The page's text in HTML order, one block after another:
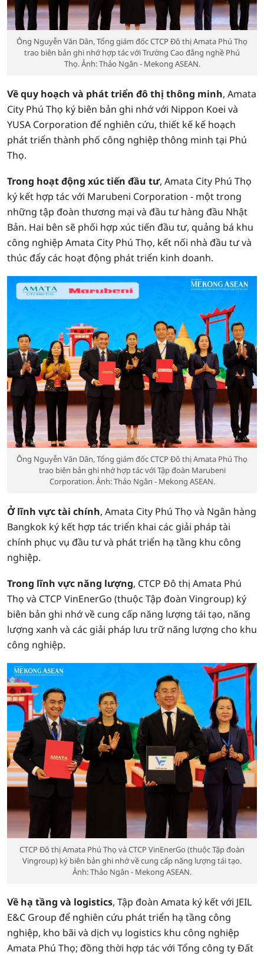
Ông Nguyễn Văn Dân, Tổng giám đốc CTCP Đô thị Amata Phú Thọ
trao biên bản ghi nhớ hợp tác với Trường Cao đẳng nghề Phú
Thọ. Ảnh: Thảo Ngân - Mekong ASEAN.
Về quy hoạch và phát triển đô thị thông minh, Amata
City Phú Thọ ký biên bản ghi nhớ với Nippon Koei và
YUSA Corporation để nghiên cứu, thiết kế kế hoạch
phát triển thành phố công nghiệp thông minh tại Phú
Thọ.
Trong hoạt động xúc tiến đầu tư, Amata City Phú Thọ
ký kết hợp tác với Marubeni Corporation - một trong
những tập đoàn thương mại và đầu tư hàng đầu Nhật
Bản. Hai bên sẽ phối hợp xúc tiến đầu tư, quảng bá khu
công nghiệp Amata City Phú Thọ, kết nối nhà đầu tư và
thúc đẩy các hoạt động phát triển kinh doanh.
Ông Nguyễn Văn Dân, Tổng giám đốc CTCP Đô thị Amata Phú Thọ
trao biên bản ghi nhớ hợp tác với Tập đoàn Marubeni
Corporation. Ảnh: Thảo Ngân - Mekong ASEAN.
Ở lĩnh vực tài chính, Amata City Phú Thọ và Ngân hàng
Bangkok ký kết hợp tác triển khai các giải pháp tài
chính phục vụ đầu tư và phát triển hạ tầng khu công
nghiệp.
Trong lĩnh vực năng lượng, CTCP Đô thị Amata Phú
Thọ và CTCP VinEnerGo (thuộc Tập đoàn Vingroup) ký
biên bản ghi nhớ về cung cấp năng lượng tái tạo, năng
lượng xanh và các giải pháp lưu trữ năng lượng cho khu
công nghiệp.
CTCP Đô thị Amata Phú Thọ và CTCP VinEnerGo (thuộc Tập đoàn
Vingroup) ký biên bản ghi nhớ về cung cấp năng lượng tái tạo.
Ảnh: Thảo Ngân - Mekong ASEAN.
Về hạ tầng và logistics, Tập đoàn Amata ký kết với JEIL
E&C Group để nghiên cứu phát triển hạ tầng công
nghiệp, kho bãi và dịch vụ logistics khu công nghiệp
Amata Phú Thọ; đồng thời hợp tác với Tổng công ty Đất